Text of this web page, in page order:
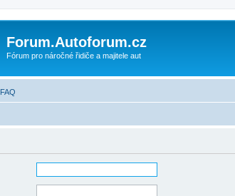
Forum.Autoforum.cz
Fórum pro náročné řidiče a majitele aut
FAQ